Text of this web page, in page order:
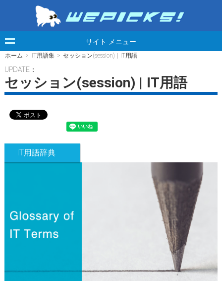
サイト メニュー
ホーム > IT用語集 > セッション(session) | IT用語
UPDATE：
セッション(session) | IT用語
IT用語辞典